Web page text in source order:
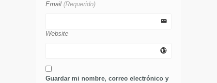
Email (Requerido)
Website
Guardar mi nombre, correo electrónico y